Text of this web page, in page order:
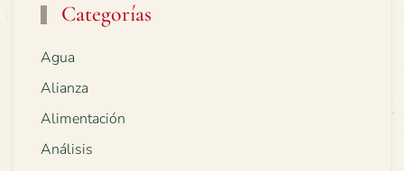
Categorías
Agua
Alianza
Alimentación
Análisis